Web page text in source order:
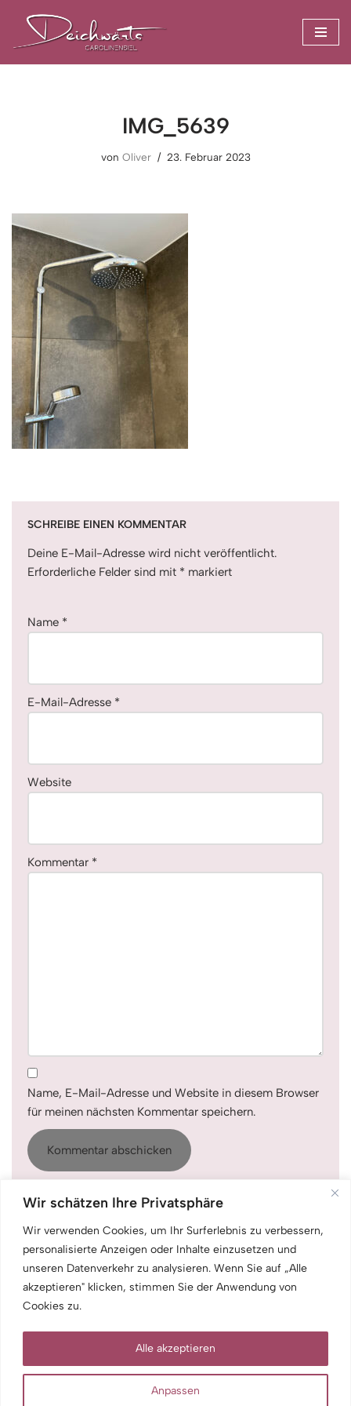
Wir schätzen Ihre Privatsphäre
Wir verwenden Cookies, um Ihr Surferlebnis zu verbessern,
personalisierte Anzeigen oder Inhalte einzusetzen und
unseren Datenverkehr zu analysieren. Wenn Sie auf „Alle
akzeptieren" klicken, stimmen Sie der Anwendung von
Cookies zu.
Anpassen
Alle akzeptieren
Zum
Inhalt
IMG_5639
von Oliver 23. Februar 2023
SCHREIBE EINEN KOMMENTAR
Deine E-Mail-Adresse wird nicht veröffentlicht.
Erforderliche Felder sind mit * markiert
Name *
E-Mail-Adresse *
Website
Kommentar *
Name, E-Mail-Adresse und Website in diesem Browser
für meinen nächsten Kommentar speichern.
LINKS